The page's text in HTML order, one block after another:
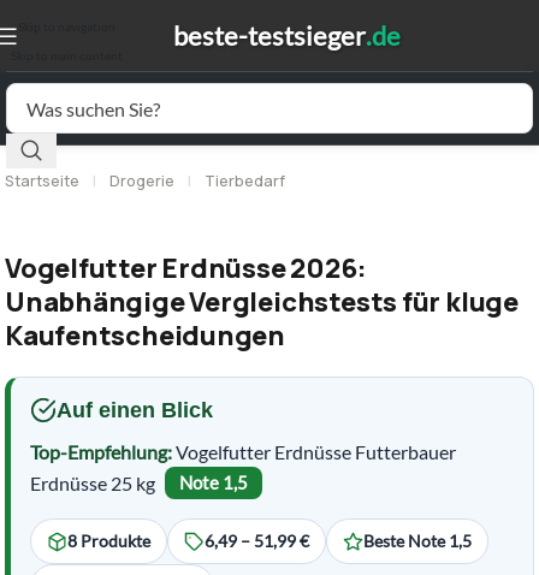
Startseite | Drogerie | Tierbedarf
Vogelfutter Erdnüsse 2026:
Unabhängige Vergleichstests für kluge
Kaufentscheidungen
Auf einen Blick
Top-Empfehlung:Vogelfutter Erdnüsse Futterbauer
Erdnüsse 25 kg
Note 1,5
8 Produkte 6,49 – 51,99 € Beste Note 1,5